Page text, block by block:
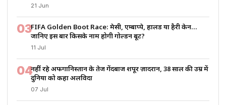
21 Jun
03FIFA Golden Boot Race: मेसी, एम्बाप्पे, हालैंड या हैरी केन…
जानिए इस बार किसके नाम होगी गोल्डन बूट?
11 Jul
04नहीं रहे अफगानिस्तान के तेज गेंदबाज शपूर ज़ादरान, 38 साल की उम्र में
दुनिया को कहा अलविदा
07 Jul